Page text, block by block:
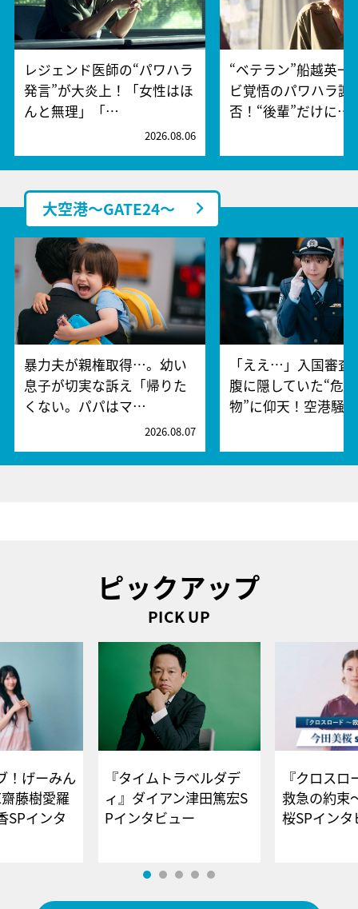
レジェンド医師の“パワハラ
発言”が大炎上！「女性はほ
んと無理」「…
2026.08.06
“ベテラン”船越英一
ビ覚悟のパワハラ謝
否！“後輩”だけに…
大空港～GATE24～
暴力夫が親権取得…。幼い
息子が切実な訴え「帰りた
くない。パパはマ…
2026.08.07
「ええ…」入国審査
腹に隠していた“危
物”に仰天！空港騒
ピックアップ
PICK UP
！げーみん
藤樹愛羅
SPインタ
『タイムトラベルダデ
ィ』ダイアン津田篤宏S
Pインタビュー
『クロス
救急の約束
桜SPイ